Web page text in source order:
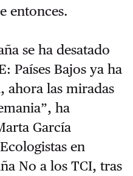
entonces.
se ha desatado
Países Bajos ya ha
ahora las miradas
ha
García
en
No a los TCI, tras